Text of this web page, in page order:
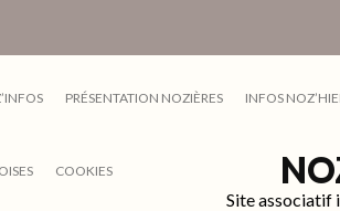
PRÉSENTATION NOZIÈRES INFOS
COOKIES
Site associatif